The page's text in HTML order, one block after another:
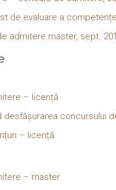
de evaluare a
admitere master, sept.
– licență
desfășurarea concursului
– licență
– master